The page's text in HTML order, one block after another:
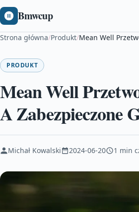
Bmwcup
Strona główna/Produkt/Mean Well
PRODUKT
Mean Well
A Zabezpieczone
Michał Kowalski 2024-06-20 1 min